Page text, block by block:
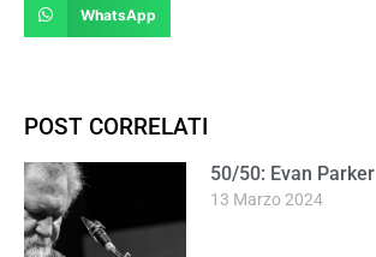
WhatsApp
POST CORRELATI
50/50: Evan Parker
13 Marzo 2024